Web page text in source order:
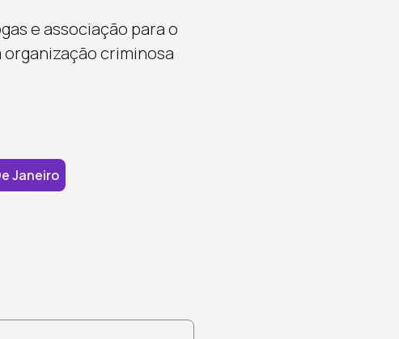
e associação para o
criminosa
Janeiro